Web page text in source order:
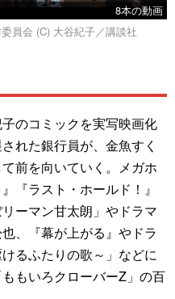
8本の動画
員会 (C) 大谷紀子／講談社
のコミックを実写映画化
れた銀行員が、金魚すく
前を向いていく。メガホ
『ラスト・ホールド！』
ーマン甘太朗」やドラマ
、『幕が上がる』やドラ
るふたりの歌～」などに
もいろクローバーZ」の百